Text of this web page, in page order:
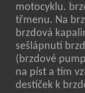
motocyklu.
třmenu. Na
brzdová
sešlápnutí
(brzdové
na píst a tím
destiček k